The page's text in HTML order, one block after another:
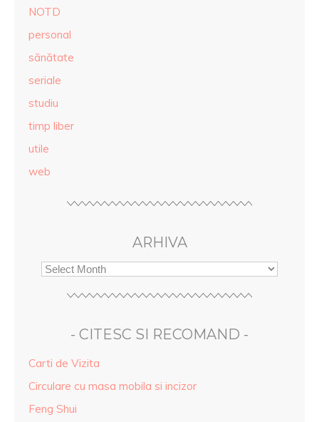
NOTD
personal
sănătate
seriale
studiu
timp liber
utile
web
ARHIVA
- CITESC SI RECOMAND -
Carti de Vizita
Circulare cu masa mobila si incizor
Feng Shui